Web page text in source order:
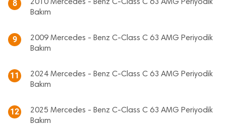
8
2010 Mercedes - Benz C-Class C 63 AMG Periyodik
Bakım
9
2009 Mercedes - Benz C-Class C 63 AMG Periyodik
Bakım
11
2024 Mercedes - Benz C-Class C 63 AMG Periyodik
Bakım
12
2025 Mercedes - Benz C-Class C 63 AMG Periyodik
Bakım